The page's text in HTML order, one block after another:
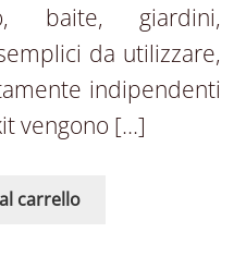
baite, giardini,
da utilizzare,
indipendenti
vengono […]
carrello